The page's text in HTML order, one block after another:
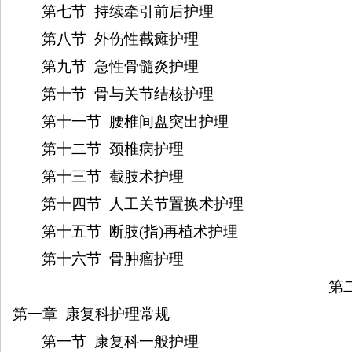
第七节 持续牵引前后护理
第八节 外伤性截瘫护理
第九节 急性骨髓炎护理
第十节 骨与关节结核护理
第十一节 腰椎间盘突出护理
第十二节 颈椎病护理
第十三节 截肢术护理
第十四节
人工关节置换术护理
第十五节 断肢(指)再植术护理
第十六节 骨肿瘤护理
第
第一章 康复科护理常规
第一节 康复科一般护理